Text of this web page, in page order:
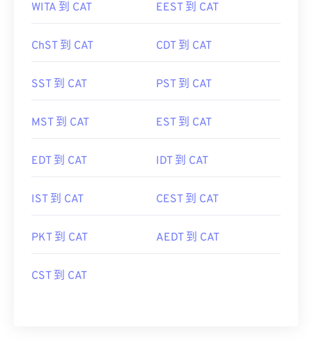
WITA 到 CAT EEST 到 CAT
ChST 到 CAT CDT 到 CAT
SST 到 CAT PST 到 CAT
MST 到 CAT EST 到 CAT
EDT 到 CAT IDT 到 CAT
IST 到 CAT CEST 到 CAT
PKT 到 CAT AEDT 到 CAT
CST 到 CAT